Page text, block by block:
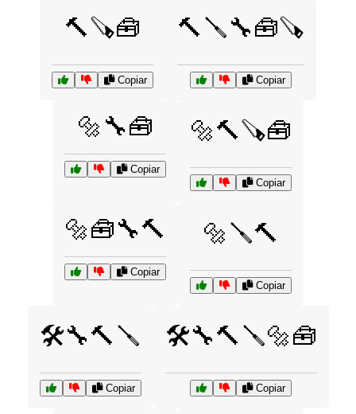
🔨🪚🧰
Copiar
🔨🪛🔧🧰🪚
Copiar
🔩🔧🧰
Copiar
🔩🔨🪚🧰
Copiar
🔩🧰🔧🔨
Copiar
🔩🪛🔨
Copiar
🛠️🔧🔨🪛
Copiar
🛠️🔧🔨🪛🔩🧰
Copiar